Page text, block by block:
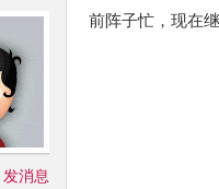
发消息
前阵子忙，现在